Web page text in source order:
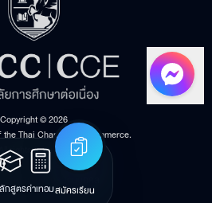
กสูตรค่าเทอมสมัครเรียน
Copyright © 2026
the Thai Chamber of Commerce.
All rights reserved.
Version: v1.1.22